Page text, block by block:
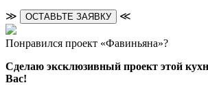
≫ ОСТАВЬТЕ ЗАЯВКУ ≪
Понравился проект «Фавиньяна»?
Сделаю эксклюзивный проект этой
Вас!